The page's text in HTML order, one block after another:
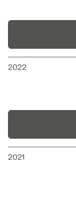
2022
2021